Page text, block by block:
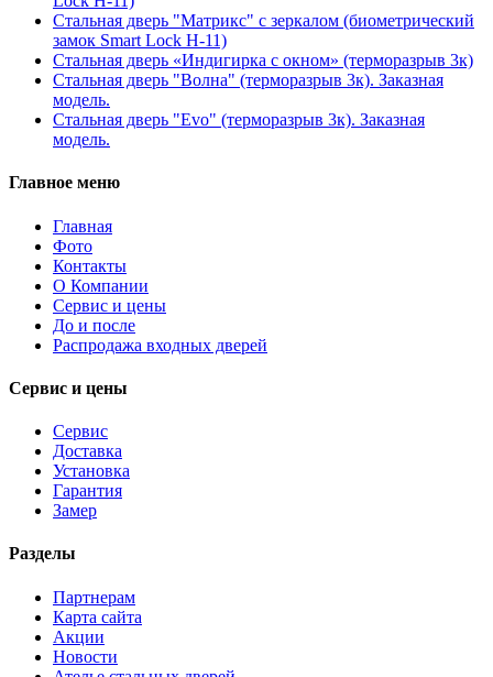
Стальная дверь "Матрикс" с зеркалом (биометрический
замок Smart Lock H-11)
Стальная дверь «Индигирка с окном» (терморазрыв 3к)
Стальная дверь "Волна" (терморазрыв 3к). Заказная
модель.
Стальная дверь "Evo" (терморазрыв 3к). Заказная
модель.
Главное меню
Главная
Фото
Контакты
О Компании
Сервис и цены
До и после
Распродажа входных дверей
Сервис и цены
Сервис
Доставка
Установка
Гарантия
Замер
Разделы
Партнерам
Карта сайта
Акции
Новости